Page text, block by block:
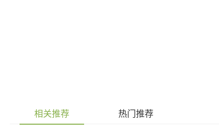
相关推荐 热门推荐